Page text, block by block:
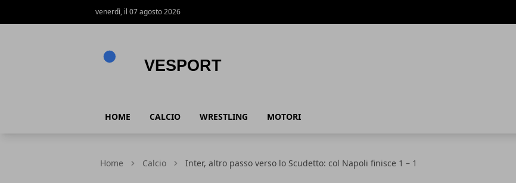
venerdì, il 07 agosto 2026
HOME CALCIO WRESTLING MOTORI
Home Calcio Inter, altro passo verso lo Scudetto: col Napoli finisce 1 – 1